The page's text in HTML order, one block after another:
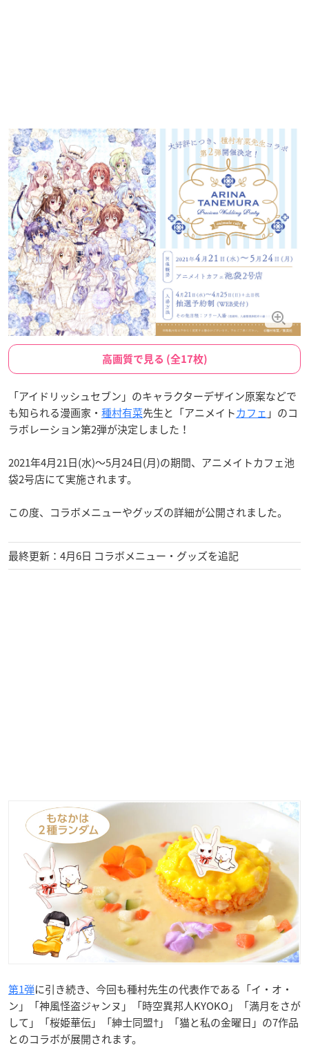
高画質で見る (全17枚)
「アイドリッシュセブン」のキャラクターデザイン原案などで
も知られる漫画家・ 種村有菜先生と「アニメイトカフェ 」のコ
ラボレーション第2弾が決定しました！
2021年4月21日(水)〜5月24日(月)の期間、アニメイトカフェ池
袋2号店にて実施されます。
この度、コラボメニューやグッズの詳細が公開されました。
最終更新：4月6日 コラボメニュー・グッズを追記
第1弾に引き続き、今回も種村先生の代表作である「イ・オ・
ン」「神風怪盗ジャンヌ」「時空異邦人KYOKO」「満月をさが
して」「桜姫華伝」「紳士同盟†」「猫と私の金曜日」の7作品
とのコラボが展開されます。